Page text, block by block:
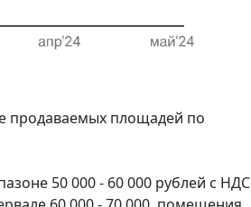
продаваемых площадей по
50 000 - 60 000 рублей с НДС